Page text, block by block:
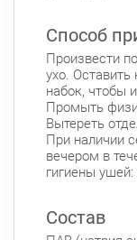
Улица
Б.
Приморский
Способ
Произвести
ухо. Оставить
набок, чтобы
Промыть
Вытереть
При наличии
вечером в
гигиены
Состав